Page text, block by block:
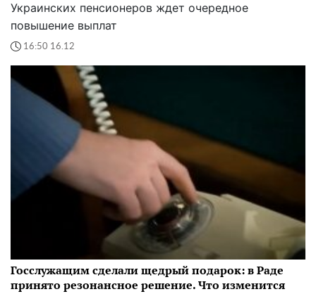
Украинских пенсионеров ждет очередное
повышение выплат
16:50 16.12
Госслужащим сделали щедрый подарок: в Раде
принято резонансное решение. Что изменится